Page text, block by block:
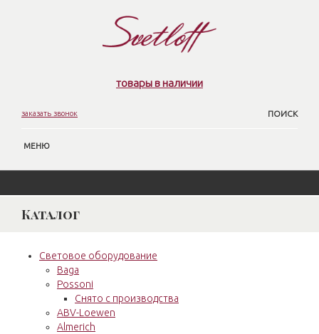
товары в наличии
заказать звонок ПОИСК
МЕНЮ
Каталог
Световое оборудование
Baga
Possoni
Снято с производства
ABV-Loewen
Almerich